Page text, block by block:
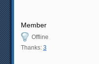
Member
Offline
Thanks: 3